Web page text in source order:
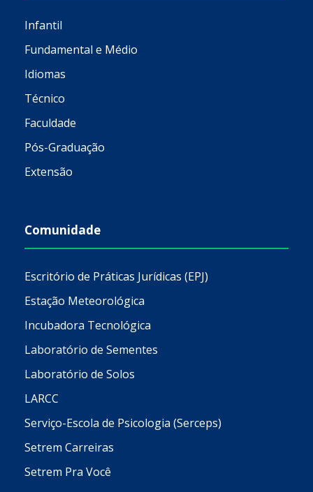
Infantil
Fundamental e Médio
Idiomas
Técnico
Faculdade
Pós-Graduação
Extensão
Comunidade
Escritório de Práticas Jurídicas (EPJ)
Estação Meteorológica
Incubadora Tecnológica
Laboratório de Sementes
Laboratório de Solos
LARCC
Serviço-Escola de Psicologia (Serceps)
Setrem Carreiras
Setrem Pra Você